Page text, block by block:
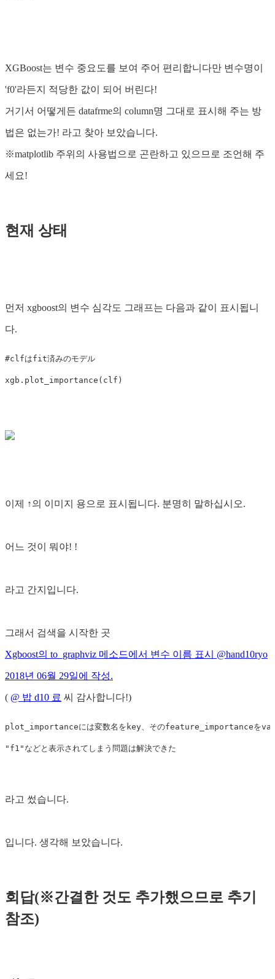
XGBoost는 변수 중요도를 보여 주어 편리합니다만 변수명이
'f0'라든지 적당한 값이 되어 버린다!
거기서 어떻게든 datafrme의 column명 그대로 표시해 주는 방
법은 없는가! 라고 찾아 보았습니다.
※matplotlib 주위의 사용법으로 곤란하고 있으므로 조언해 주
세요!
현재 상태
먼저 xgboost의 변수 심각도 그래프는 다음과 같이 표시됩니
다.
#clfはfit済みのモデル
이제 ↑의 이미지 용으로 표시됩니다. 분명히 말하십시오.
어느 것이 뭐야! !
라고 간지입니다.
그래서 검색을 시작한 곳
Xgboost의 to_graphviz 메소드에서 변수 이름 표시 @hand10ryo
2018년 06월 29일에 작성.
( @ 밥 d10 료 씨 감사합니다!)
plot_importanceには変数名をkey、そのfeature_importanceを
라고 썼습니다.
입니다. 생각해 보았습니다.
회답(※간결한 것도 추가했으므로 추기
참조)